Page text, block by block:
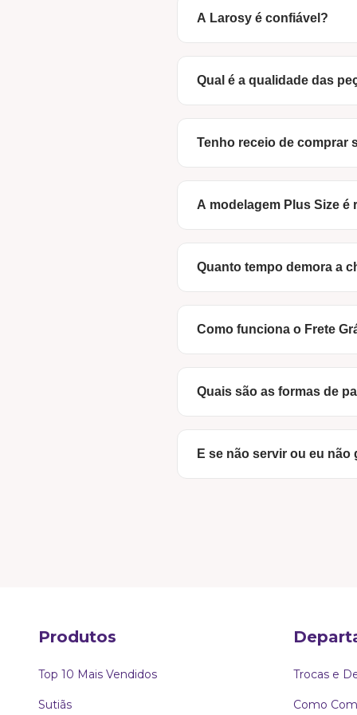
A Larosy é confiável?
somos apenas uma loja
fábrica, garantindo
Qual é a qualidade das
com microfibra de alta
elasticidade. É aquele
Tenho receio de comprar
modelagem é "real",
A modelagem Plus Size é
reforçadas e tecidos com
sem nada a "apertar" nos
Quanto tempo demora a
Fortaleza e região:
Assim que o pagamento
Como funciona o Frete
oportunidade perfeita
Quais são as formas de
Pix(com aprovação
E se não servir ou eu não
Produtos
Top 10 Mais Vendidos
Sutiãs
Trocas e
Como